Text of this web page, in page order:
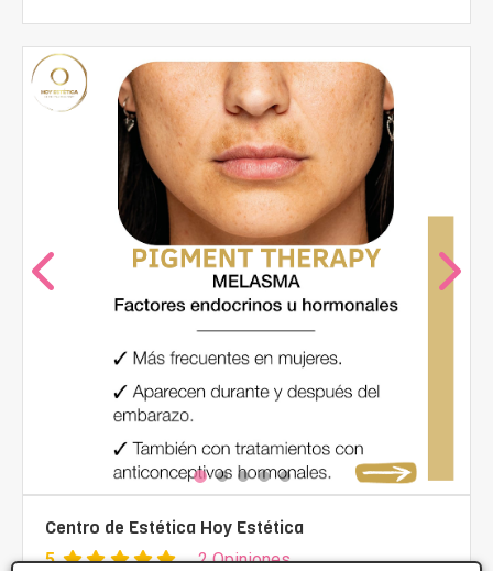
Centro de Estética Hoy Estética
5 2 Opiniones